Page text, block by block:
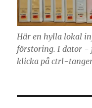
Här en hylla lokal
förstoring. I dator -
klicka på ctrl-